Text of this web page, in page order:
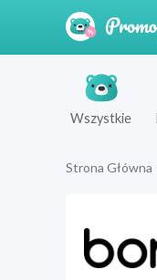
Wszystkie
Strona Główna